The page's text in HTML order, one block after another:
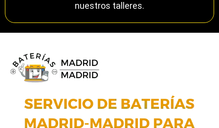
nuestros talleres.